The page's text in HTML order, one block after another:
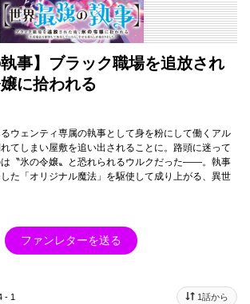
執事】ブラック職場を追放され
に拾われる
ウェンティ専属の執事として身を粉にして働くアル
てしまい屋敷を追い出されることに。路頭に迷って
は〝氷の令嬢〟と恐れられるウルクだった――。執事
た「オリジナル魔法」を駆使して成り上がる、異世
ファンレターを送る
- 1 1話から